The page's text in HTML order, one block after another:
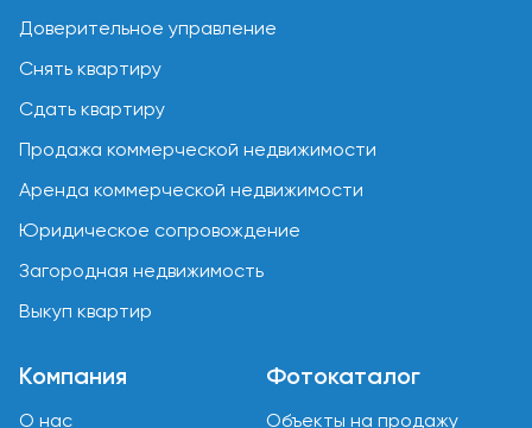
Доверительное управление
Снять квартиру
Сдать квартиру
Продажа коммерческой недвижимости
Аренда коммерческой недвижимости
Юридическое сопровождение
Загородная недвижимость
Выкуп квартир
Компания
О нас
Фотокаталог
Объекты на продажу